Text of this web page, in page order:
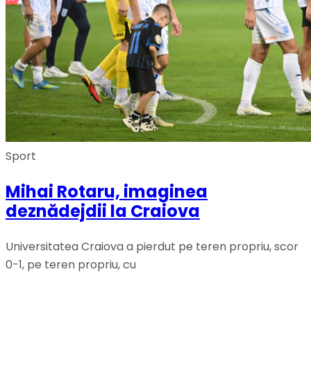
Sport
Mihai Rotaru, imaginea
deznădejdii la Craiova
Universitatea Craiova a pierdut pe teren propriu, scor
0-1, pe teren propriu, cu